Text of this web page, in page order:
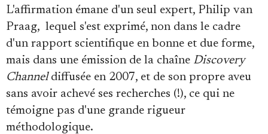
L'affirmation émane d'un seul expert, Philip van
Praag, lequel s'est exprimé, non dans le cadre
d'un rapport scientifique en bonne et due forme,
mais dans une émission de la chaîne Discovery
Channeldiffusée en 2007, et de son propre aveu
sans avoir achevé ses recherches (!), ce qui ne
témoigne pas d'une grande rigueur
méthodologique.